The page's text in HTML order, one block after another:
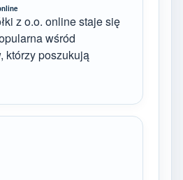
z o.o. online staje się
wśród
którzy poszukują